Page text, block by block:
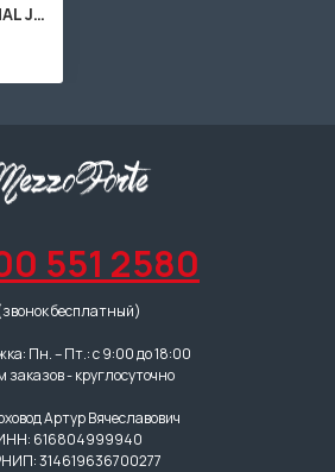
TAMA 5B TRADITIONAL JAPAN OAK барабанные палочки, дуб
551 2580
бесплатный)
Пн. – Пт.: с 9:00 до 18:00
заказов - круглосуточно
Артур Вячеславович
616804999940
314619636700277